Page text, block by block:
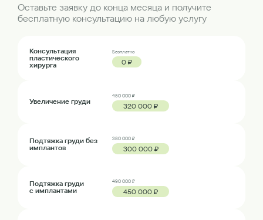
Оставьте заявку до конца месяца и получите
бесплатную консультацию на любую услугу
Консультация
пластического
хирурга
Бесплатно
0 ₽
Увеличение груди
450 000 ₽
320 000 ₽
Подтяжка груди без
имплантов
380 000 ₽
300 000 ₽
Подтяжка груди
с имплантами
490 000 ₽
450 000 ₽